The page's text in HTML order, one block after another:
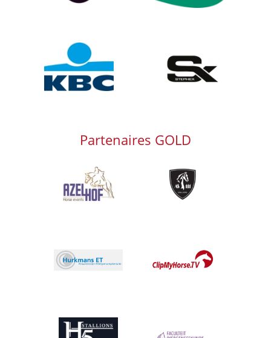
Afbeelding
Partenaires GOLD
Afbeelding Afbeelding
Afbeelding
Afbeelding Afbeelding